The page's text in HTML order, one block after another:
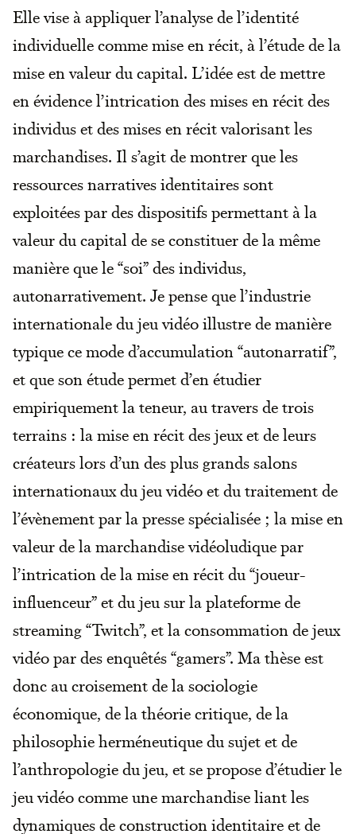
Elle vise à appliquer l’analyse de l’identité
individuelle comme mise en récit, à l’étude de la
mise en valeur du capital. L’idée est de mettre
en évidence l’intrication des mises en récit des
individus et des mises en récit valorisant les
marchandises. Il s’agit de montrer que les
ressources narratives identitaires sont
exploitées par des dispositifs permettant à la
valeur du capital de se constituer de la même
manière que le “soi” des individus,
autonarrativement. Je pense que l’industrie
internationale du jeu vidéo illustre de manière
typique ce mode d’accumulation “autonarratif”,
et que son étude permet d’en étudier
empiriquement la teneur, au travers de trois
terrains : la mise en récit des jeux et de leurs
créateurs lors d’un des plus grands salons
internationaux du jeu vidéo et du traitement de
l’évènement par la presse spécialisée ; la mise en
valeur de la marchandise vidéoludique par
l’intrication de la mise en récit du “joueur-
influenceur” et du jeu sur la plateforme de
streaming “Twitch”, et la consommation de jeux
vidéo par des enquêtés “gamers”. Ma thèse est
donc au croisement de la sociologie
économique, de la théorie critique, de la
philosophie herméneutique du sujet et de
l’anthropologie du jeu, et se propose d’étudier le
jeu vidéo comme une marchandise liant les
dynamiques de construction identitaire et de